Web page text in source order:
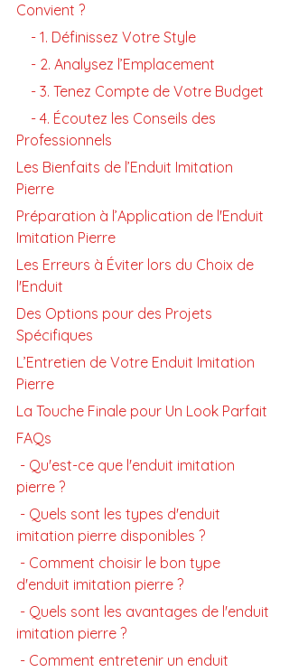
Convient ?
    - 1. Définissez Votre Style
    - 2. Analysez l’Emplacement
    - 3. Tenez Compte de Votre Budget
Professionnels
Les Bienfaits de l’Enduit Imitation
Pierre
Préparation à l’Application de l'Enduit
Imitation Pierre
Les Erreurs à Éviter lors du Choix de
l'Enduit
Des Options pour des Projets
Spécifiques
L’Entretien de Votre Enduit Imitation
Pierre
La Touche Finale pour Un Look Parfait
FAQs
pierre ?
imitation pierre disponibles ?
d'enduit imitation pierre ?
imitation pierre ?